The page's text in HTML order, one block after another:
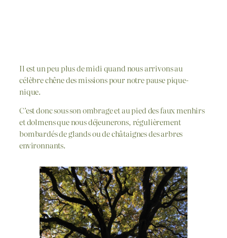
Il est un peu plus de midi quand nous arrivons au
célèbre chêne des missions pour notre pause pique-
nique.
C’est donc sous son ombrage et au pied des faux menhirs
et dolmens que nous déjeunerons, régulièrement
bombardés de glands ou de châtaignes des arbres
environnants.